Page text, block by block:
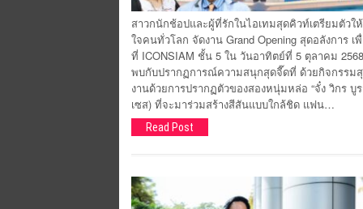
สาวกนักช้อปและผู้ที่รักในไอเทมสุดคิวท์เตรียมตัว
ใจคนทั่วโลก จัดงาน Grand Opening สุดอลังการ
ที่ ICONSIAM ชั้น 5 ใน วันอาทิตย์ที่ 5 ตุลาคม
พบกับปรากฏการณ์ความสนุกสุดจี๊ดที่ ด้วยกิจกรรม
งานด้วยการปรากฏตัวของสองหนุ่มหล่อ “จั๋ง วิกร
เซส) ที่จะมาร่วมสร้างสีสันแบบใกล้ชิด แฟน…
Read Post